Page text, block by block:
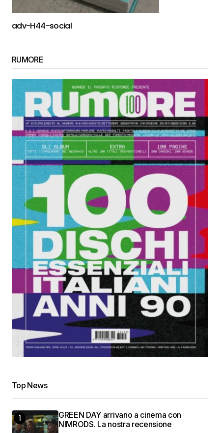
adv-H44-social
RUMORE
Top News
GREEN DAY arrivano a cinema con
NIMRODS. La nostra recensione